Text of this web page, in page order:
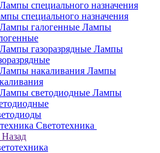
специального назначения
Лампы
Лампы
Лампы
Лампы
Светотехника
Назад